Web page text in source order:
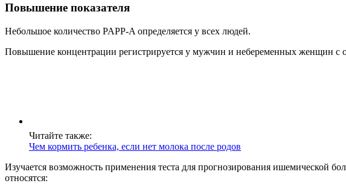
Повышение показателя
Небольшое количество PAPP-A определяется у всех людей.
Повышение концентрации регистрируется у мужчин и небеременных женщин с
Читайте также:
Чем кормить ребенка, если нет молока после родов
Изучается возможность применения теста для прогнозирования ишемической
относятся: